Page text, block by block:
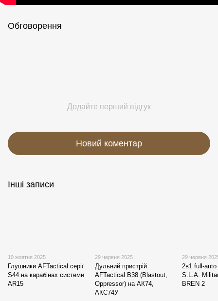
Обговорення
Додайте перший відгук
Новий коментар
Інші записи
10 жовтня 2025
Глушники AFTactical серії
S44 на карабінах системи
AR15
29 червня 2025
Дульний пристрій
AFTactical B38 (Blastout,
Oppressor) на АК74,
АКС74У
29 червня
2в1 full-
S.L.A.
BREN 2